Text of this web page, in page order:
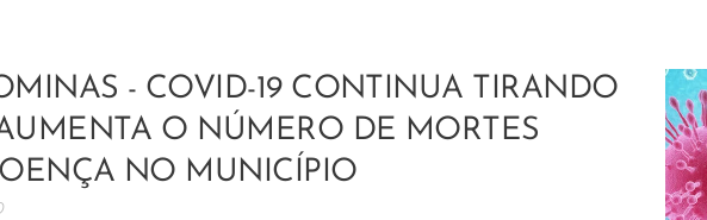
- COVID-19 CONTINUA TIRANDO
O NÚMERO DE MORTES
NO MUNICÍPIO